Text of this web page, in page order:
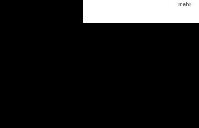
mehr